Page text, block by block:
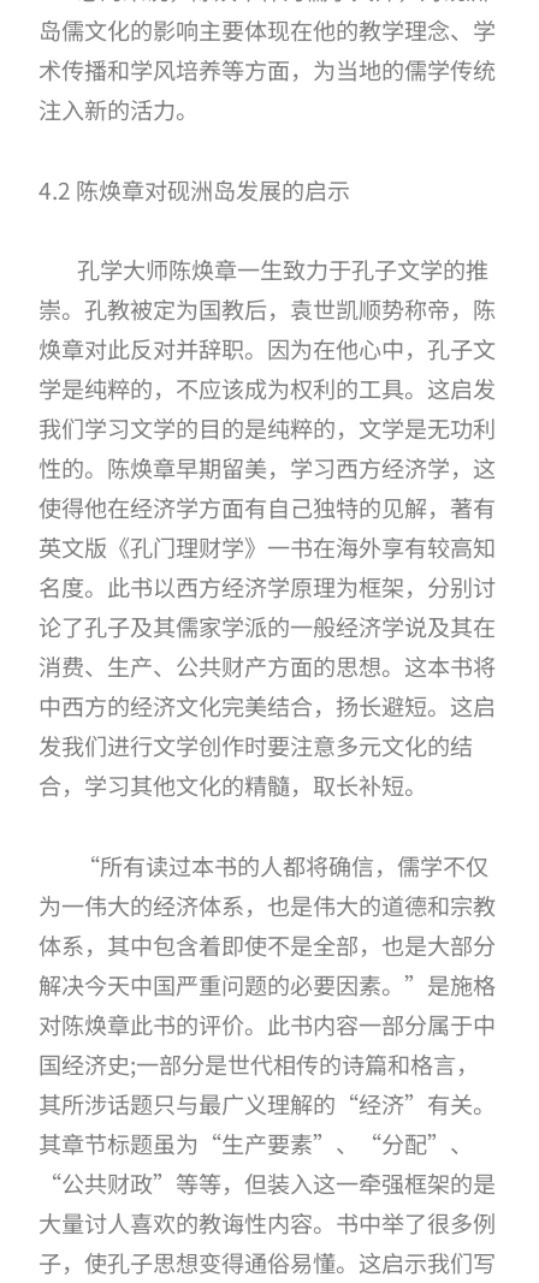
岛儒文化的影响主要体现在他的教学理念、学
术传播和学风培养等方面，为当地的儒学传统
注入新的活力。
4.2 陈焕章对砚洲岛发展的启示
孔学大师陈焕章一生致力于孔子文学的推
崇。孔教被定为国教后，袁世凯顺势称帝，陈
焕章对此反对并辞职。因为在他心中，孔子文
学是纯粹的，不应该成为权利的工具。这启发
我们学习文学的目的是纯粹的，文学是无功利
性的。陈焕章早期留美，学习西方经济学，这
使得他在经济学方面有自己独特的见解，著有
英文版《孔门理财学》一书在海外享有较高知
名度。此书以西方经济学原理为框架，分别讨
论了孔子及其儒家学派的一般经济学说及其在
消费、生产、公共财产方面的思想。这本书将
中西方的经济文化完美结合，扬长避短。这启
发我们进行文学创作时要注意多元文化的结
合，学习其他文化的精髓，取长补短。
“所有读过本书的人都将确信，儒学不仅
为一伟大的经济体系，也是伟大的道德和宗教
体系，其中包含着即使不是全部，也是大部分
解决今天中国严重问题的必要因素。”是施格
对陈焕章此书的评价。此书内容一部分属于中
国经济史;一部分是世代相传的诗篇和格言，
其所涉话题只与最广义理解的“经济”有关。
其章节标题虽为“生产要素”、“分配”、
“公共财政”等等，但装入这一牵强框架的是
大量讨人喜欢的教诲性内容。书中举了很多例
子，使孔子思想变得通俗易懂。这启示我们写